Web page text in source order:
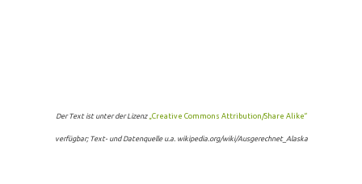
Der Text ist unter der Lizenz „Creative Commons Attribution/Share Alike“
verfügbar; Text- und Datenquelle u.a. wikipedia.org/wiki/Ausgerechnet_Alaska